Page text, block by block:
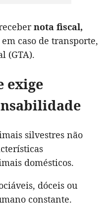
nota fiscal,
em caso de transporte,
(GTA).
exige
silvestres não
domésticos.
dóceis ou
constante.